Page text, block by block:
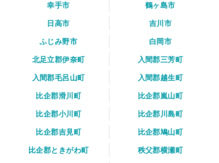
幸手市
鶴ヶ島市
日高市
吉川市
ふじみ野市
白岡市
北足立郡伊奈町
入間郡三芳町
入間郡毛呂山町
入間郡越生町
比企郡滑川町
比企郡嵐山町
比企郡小川町
比企郡川島町
比企郡吉見町
比企郡鳩山町
比企郡ときがわ町
秩父郡横瀬町